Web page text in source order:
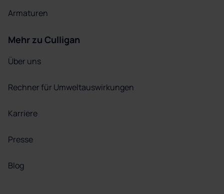
Armaturen
Mehr zu Culligan
Über uns
Rechner für Umweltauswirkungen
Karriere
Presse
Blog